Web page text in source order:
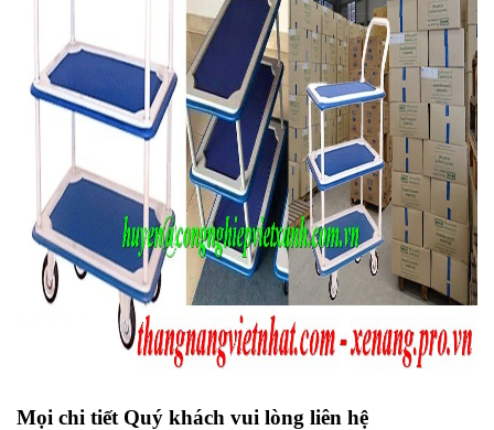
Mọi chi tiết Quý khách vui lòng liên hệ